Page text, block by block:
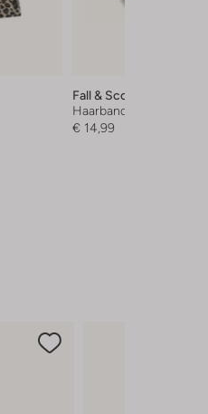
Fall & Scott
Haarband
€ 14,99